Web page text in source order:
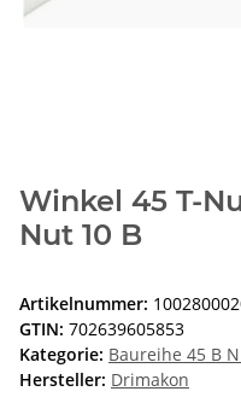
Winkel 45 T-
Nut 10 B
Artikelnummer:
GTIN: 702639605853
Kategorie: Baureihe 45 B
Hersteller: Drimakon